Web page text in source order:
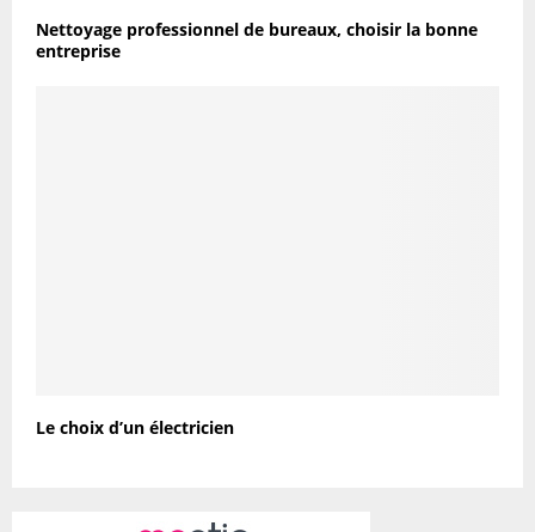
Nettoyage professionnel de bureaux, choisir la bonne
entreprise
Le choix d’un électricien